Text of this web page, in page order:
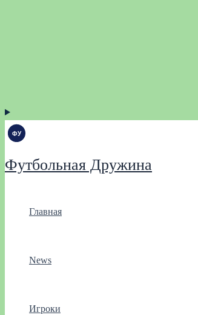
Футбольная Дружина
Главная
News
Игроки